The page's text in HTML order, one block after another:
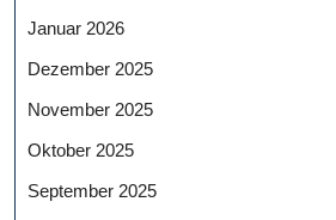
Januar 2026
Dezember 2025
November 2025
Oktober 2025
September 2025